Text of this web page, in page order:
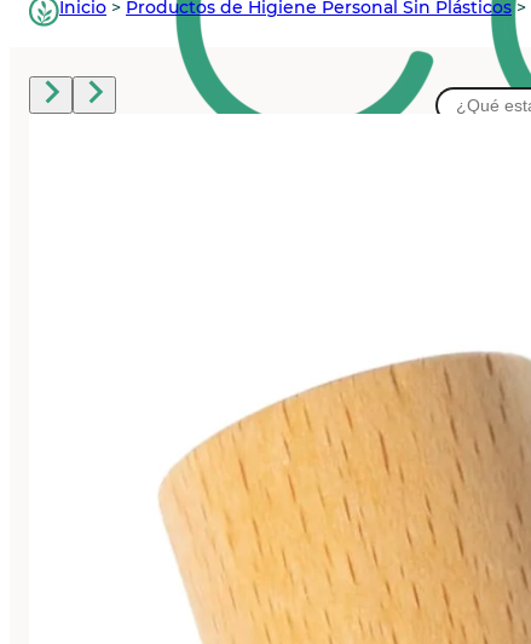
Buscar
Inicio > Productos de Higiene Personal Sin Plásticos>